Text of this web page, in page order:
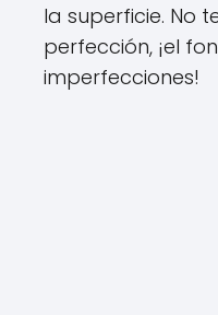
la superficie. No
perfección, ¡el
imperfecciones!